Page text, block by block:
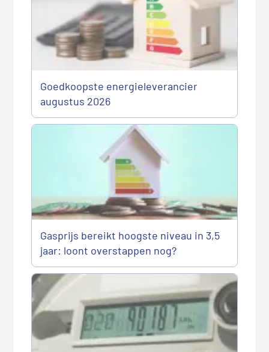
Goedkoopste energieleverancier
augustus 2026
Gasprijs bereikt hoogste niveau in 3,5
jaar: loont overstappen nog?